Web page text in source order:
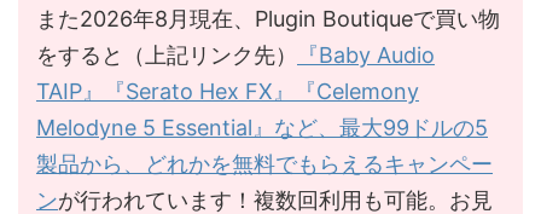
また2026年8月現在、Plugin Boutiqueで買い物
をすると（上記リンク先）
『Baby Audio
TAIP』『Serato Hex FX』『Celemony
Melodyne 5 Essential』など、最大99ドルの5
製品から、どれかを無料でもらえるキャンペー
ンが行われています！複数回利用も可能。お見